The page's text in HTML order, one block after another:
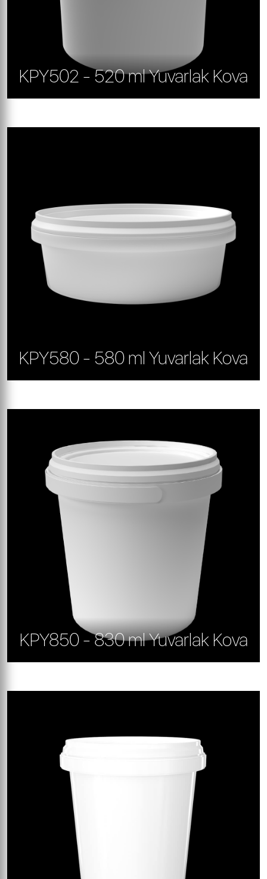
KPY502 - 520 ml Yuvarlak Kova
KPY580 - 580 ml Yuvarlak Kova
KPY850 - 830 ml Yuvarlak Kova